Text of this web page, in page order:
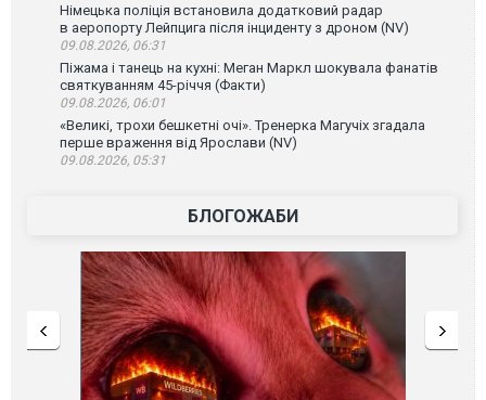
Німецька поліція встановила додатковий радар
в аеропорту Лейпцига після інциденту з дроном (NV)
09.08.2026, 06:31
Піжама і танець на кухні: Меган Маркл шокувала фанатів
святкуванням 45-річчя (Факти)
09.08.2026, 06:01
«Великі, трохи бешкетні очі». Тренерка Магучіх згадала
перше враження від Ярослави (NV)
09.08.2026, 05:31
БЛОГОЖАБИ